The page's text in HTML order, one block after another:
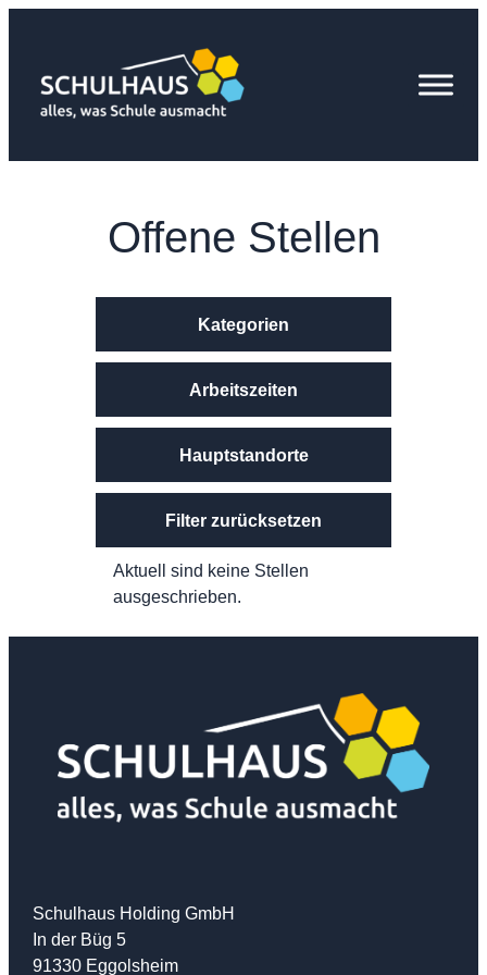
springen
Offene Stellen
Kategorien
Arbeitszeiten
Hauptstandorte
Filter zurücksetzen
Aktuell sind keine Stellen
ausgeschrieben.
Schulhaus Holding GmbH
In der Büg 5
91330 Eggolsheim